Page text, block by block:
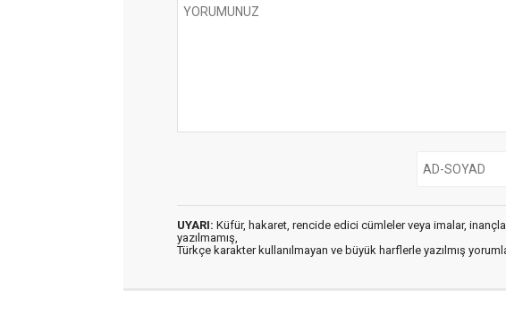
UYARI: Küfür, hakaret, rencide edici cümleler veya imalar,
yazılmamış,
Türkçe karakter kullanılmayan ve büyük harflerle yazılmış